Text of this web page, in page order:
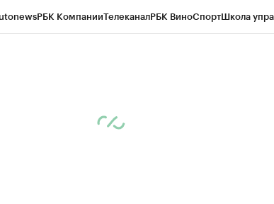
РБК КомпанииТелеканалРБК ВиноСпортШкола